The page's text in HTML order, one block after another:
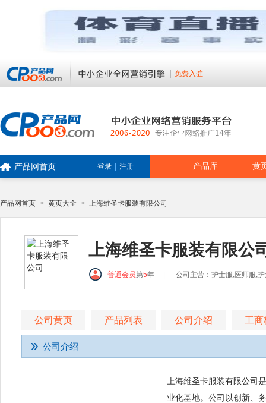
免费入驻
产品网首页 登录 注册 产品库 黄
产品网首页 > 黄页大全 > 上海维圣卡服装有限公司
上海维圣卡服装有限公
普通会员第5年 公司主营：护士服,医师服,
公司黄页 产品列表 公司介绍 工商
公司介绍
上海维圣卡服装有限公司
业化基地。公司以创新、